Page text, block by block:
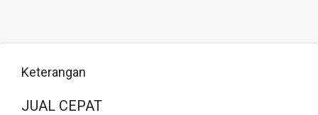
Keterangan
JUAL CEPAT